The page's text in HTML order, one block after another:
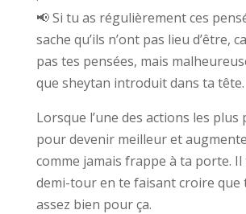
📢 Si tu as régulièrement ces
sache qu’ils n’ont pas lieu d’être,
pas tes pensées, mais
que sheytan introduit dans ta tête.
Lorsque l’une des actions les
pour devenir meilleur et
comme jamais frappe à ta porte.
demi-tour en te faisant croire que
assez bien pour ça.